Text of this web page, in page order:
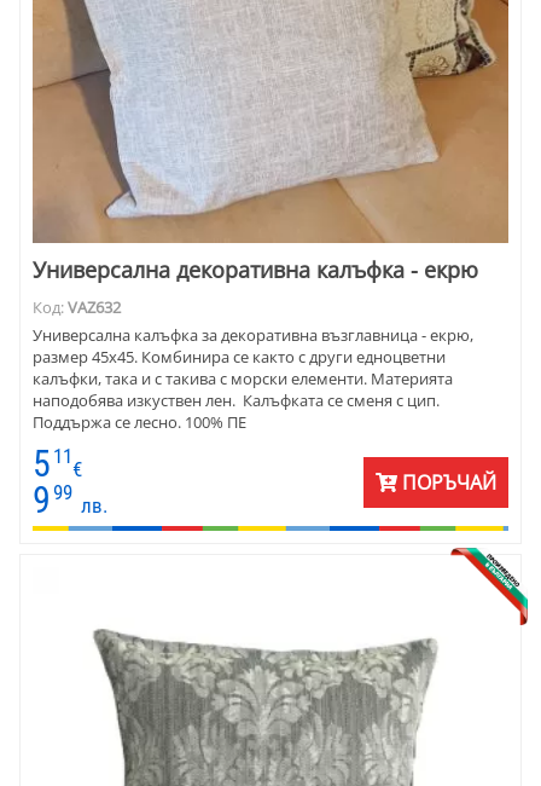
Универсална декоративна калъфка - екрю
Код:VAZ632
Универсална калъфка за декоративна възглавница - екрю,
размер 45х45. Комбинира се както с други едноцветни
калъфки, така и с такива с морски елементи. Материята
наподобява изкуствен лен. Калъфката се сменя с цип.
Поддържа се лесно. 100% ПЕ
5 11
€
9 99
лв.
ПОРЪЧАЙ